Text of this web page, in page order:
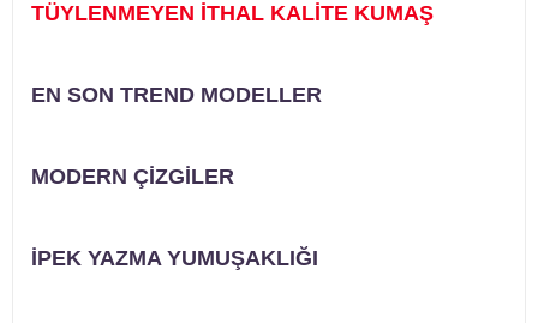
TÜYLENMEYEN İTHAL KALİTE KUMAŞ
EN SON TREND MODELLER
MODERN ÇİZGİLER
İPEK YAZMA YUMUŞAKLIĞI